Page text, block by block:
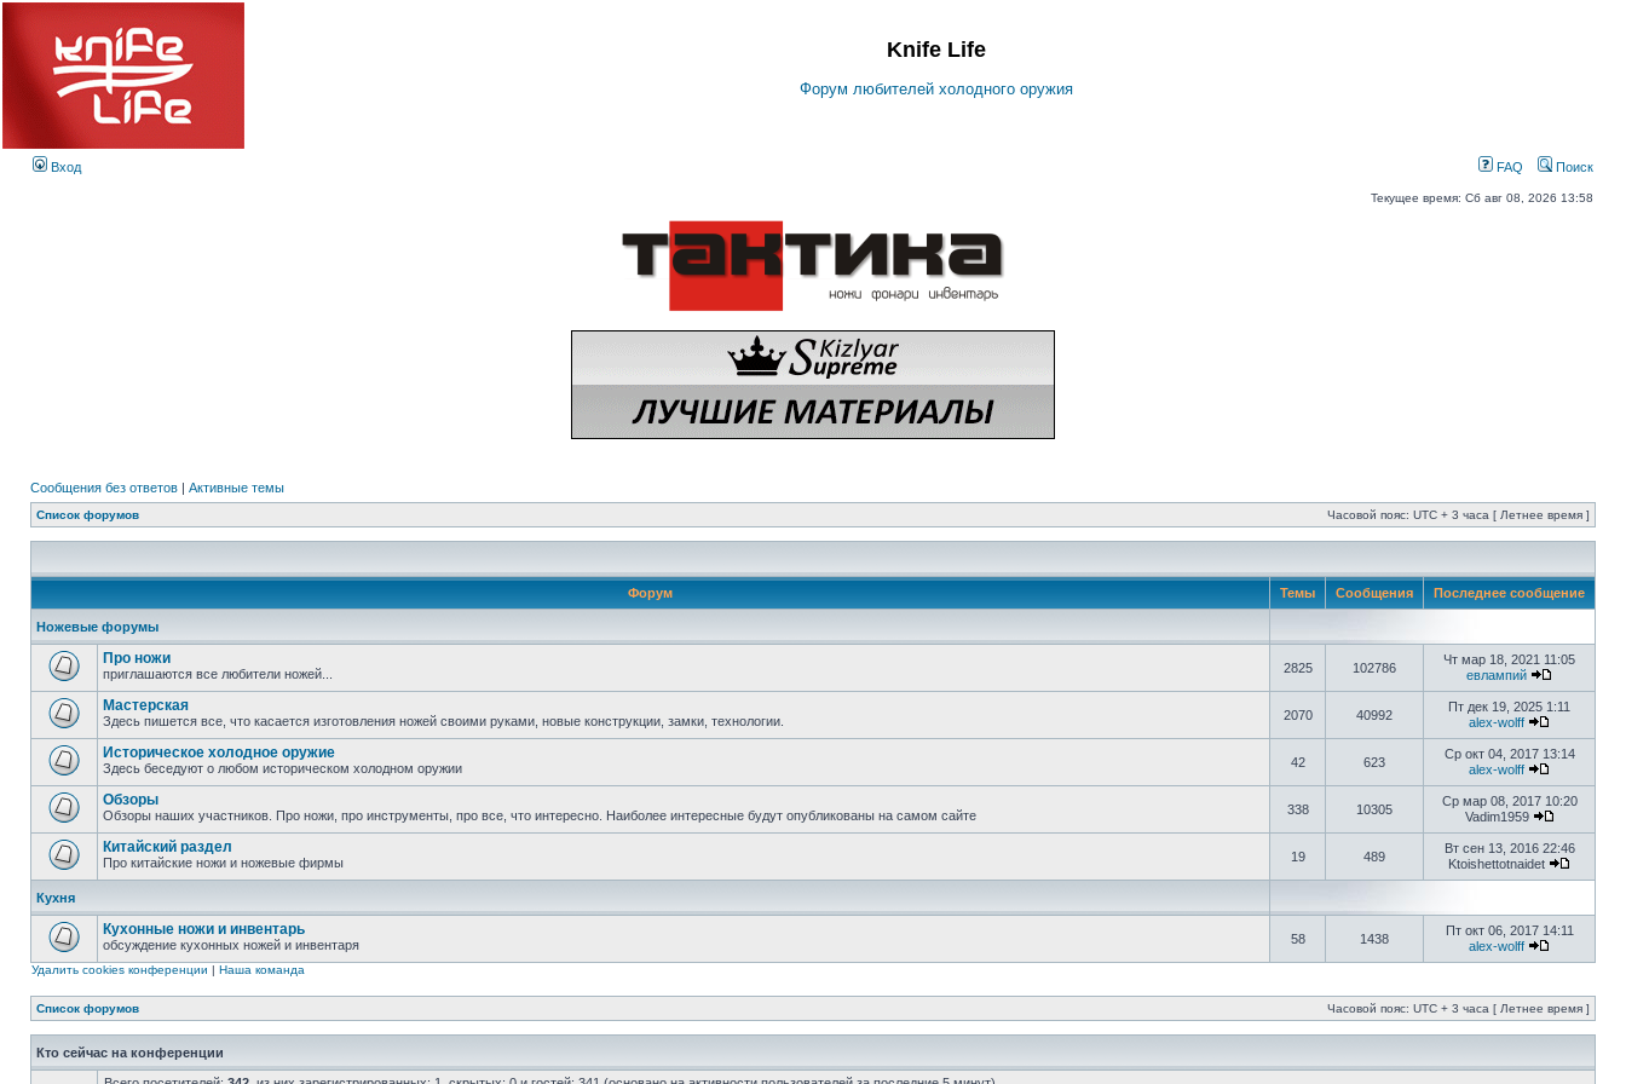
Knife Life
Форум любителей холодного оружия
Вход FAQ Поиск
Текущее время: Сб авг 08, 2026 13:58
Сообщения без ответов | Активные темы
Список форумов Часовой пояс: UTC + 3 часа [ Летнее время ]
Форум Темы Сообщения Последнее сообщение
Ножевые форумы
Про ножи
приглашаются все любители ножей... 2825 102786
Чт мар 18, 2021 11:05
евлампий
Мастерская
Здесь пишется все, что касается изготовления ножей своими руками, новые конструкции, замки, технологии. 2070 40992
Пт дек 19, 2025 1:11
alex-wolff
Историческое холодное оружие
Здесь беседуют о любом историческом холодном оружии 42 623
Ср окт 04, 2017 13:14
alex-wolff
Обзоры
Обзоры наших участников. Про ножи, про инструменты, про все, что интересно. Наиболее интересные будут опубликованы на самом сайте 338 10305
Ср мар 08, 2017 10:20
Vadim1959
Китайский раздел
Про китайские ножи и ножевые фирмы 19 489
Вт сен 13, 2016 22:46
Ktoishettotnaidet
Кухня
Кухонные ножи и инвентарь
обсуждение кухонных ножей и инвентаря 58 1438
Пт окт 06, 2017 14:11
alex-wolff
Удалить cookies конференции | Наша команда
Список форумов Часовой пояс: UTC + 3 часа [ Летнее время ]
Кто сейчас на конференции